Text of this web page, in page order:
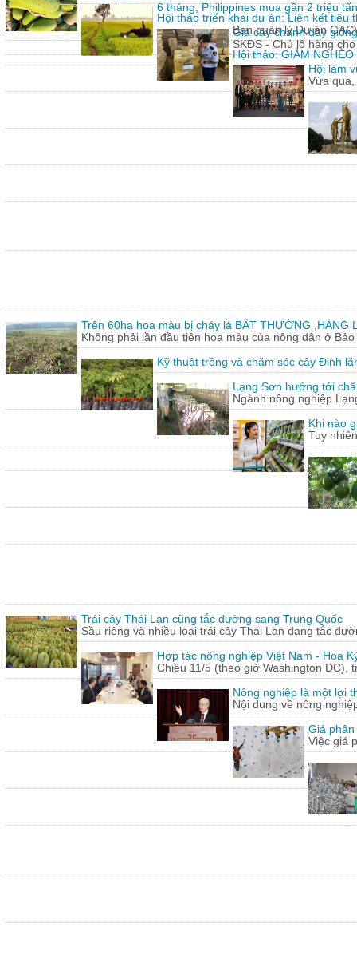
6 tháng, Philippines mua gần 2 triệu
Giả cây chanh dây
SKĐS - Chủ lô hàng
Hội làm
Vừa qua,
Trên 60ha hoa màu bị cháy lá BÂT THƯỜNG
Không phải lần đầu tiên hoa màu của nông dân ở
Kỹ thuật trồng và chăm sóc cây Đinh
Lạng Sơn hướng tới
Ngành nông nghiệp
Khi nào
Tuy
Trái cây Thái Lan cũng tắc đường sang Trung Quốc
Sầu riêng và nhiều loại trái cây Thái Lan đang tắc
Hợp tác nông nghiệp Việt Nam - Hoa
Chiều 11/5 (theo giờ Washington DC),
Nông nghiệp là một lợi
Nội dung về nông
Giá
Việc giá
Hội thảo triển khai dự án: Liên kết tiêu
Ban quản lý Dự án
Hội thảo: GIẢM